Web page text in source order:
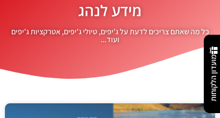
מועדון הלקוחות
מידע לנהג
כל מה שאתם צריכים לדעת על ג'יפים, טיולי ג'יפים, אטרקציות ג'יפים
ועוד...